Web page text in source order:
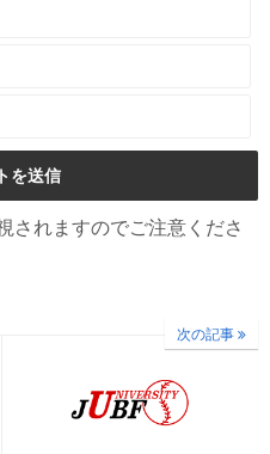
されますのでご注意くださ
次の記事